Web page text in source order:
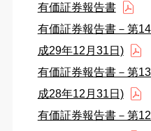
有価証券報告書
有価証券報告書－第
成29年12月31日)
有価証券報告書－第
成28年12月31日)
有価証券報告書－第